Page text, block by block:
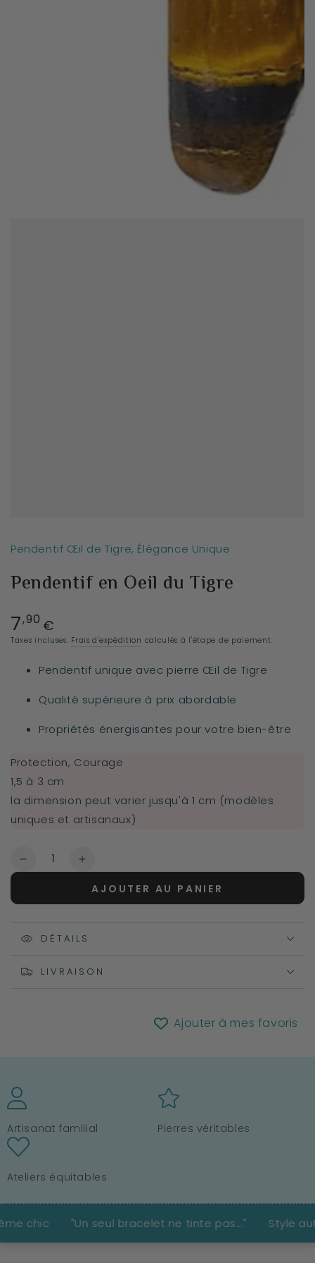
Pendentif Œil de Tigre, Élégance Unique
Pendentif en Oeil du Tigre
Prix
normal
7,90 €
Taxes incluses. Frais d'expédition calculés à l'étape de paiement.
Pendentif unique avec pierre Œil de Tigre
Qualité supérieure à prix abordable
Propriétés énergisantes pour votre bien-être
Protection, Courage
1,5 à 3 cm
la dimension peut varier jusqu'à 1 cm (modèles
uniques et artisanaux)
Quantité
Réduire
en
du
Augmenter
quantité
en
du
AJOUTER AU PANIER
DÉTAILS
LIVRAISON
Ajouter à mes favoris
Artisanat familial Pierres véritables
Ateliers équitables
"Un seul bracelet ne tinte pas..." Style authentique